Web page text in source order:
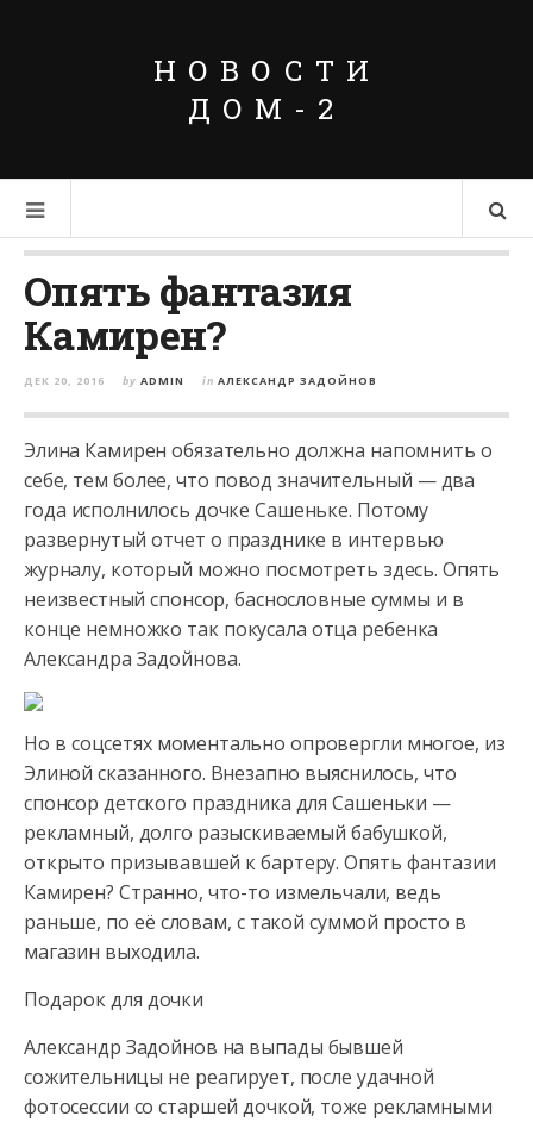
НОВОСТИ
ДОМ-2
Опять фантазия
Камирен?
ДЕК 20, 2016 by ADMIN in АЛЕКСАНДР ЗАДОЙНОВ
Элина Камирен обязательно должна напомнить о
себе, тем более, что повод значительный — два
года исполнилось дочке Сашеньке. Потому
развернутый отчет о празднике в интервью
журналу, который можно посмотреть здесь. Опять
неизвестный спонсор, баснословные суммы и в
конце немножко так покусала отца ребенка
Александра Задойнова.
Но в соцсетях моментально опровергли многое, из
Элиной сказанного. Внезапно выяснилось, что
спонсор детского праздника для Сашеньки —
рекламный, долго разыскиваемый бабушкой,
открыто призывавшей к бартеру. Опять фантазии
Камирен? Странно, что-то измельчали, ведь
раньше, по её словам, с такой суммой просто в
магазин выходила.
Подарок для дочки
Александр Задойнов на выпады бывшей
сожительницы не реагирует, после удачной
фотосессии со старшей дочкой, тоже рекламными